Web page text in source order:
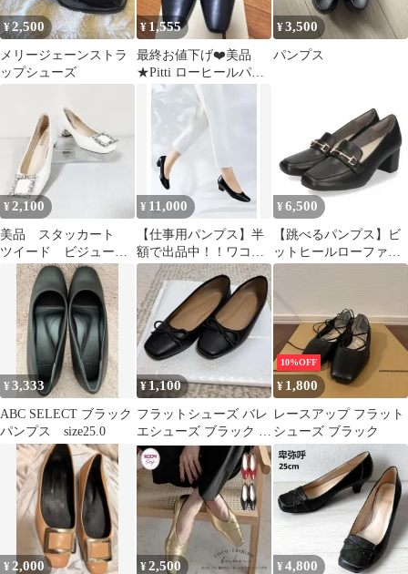
¥2,500
メリージェーンストラ
ップシューズ
¥1,555
最終お値下げ❤️美品
★Pitti ローヒールパン
プス ブラックフォーマ
ル 冠婚葬祭
¥3,500
パンプス
¥2,100
美品 スタッカート
ツイード ビジュー
パンプス ホワイト
¥ 11,000
【仕事用パンプス】半
額で出品中！！ワコー
ル サクセスウォーク
¥ 6,500
【跳べるパンプス】ビ
ットヒールローファー/
跳べるパンプス
¥3,333
ABC SELECT ブラック
パンプス size25.0
¥1,100
フラットシューズ バレ
エシューズ ブラック リ
ボン
10%OFF
¥ 1,800
レースアップ フラット
シューズ ブラック
¥ 2,000 ¥2,500 ¥4,800